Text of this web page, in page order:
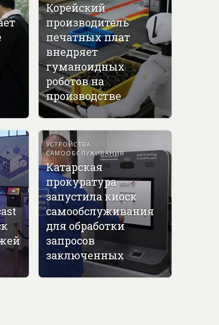
Корейский
производитель
печатных плат
внедряет
гуманоидных
роботов на
производстве
УСТРОЙСТВА
САМООБСЛУЖИВАНИЯ
Катарская
прокуратура
запустила киоск
самообслуживания
для обработки
запросов
заключенных